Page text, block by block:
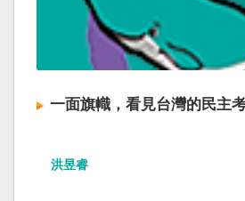
一面旗幟，看見台灣的民主
洪昱睿